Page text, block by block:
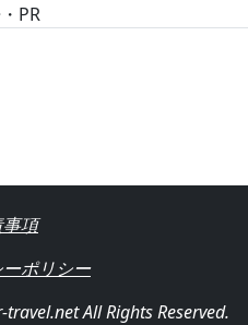
PR
項
ポリシー
All Rights Reserved.